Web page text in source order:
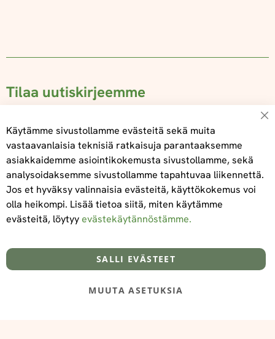
Tilaa uutiskirjeemme
Tilaa
Tietoa meistä
@‌2025 FooDeliDoo
Toimitus- ja maksuehdot
Käytämme sivustollamme evästeitä sekä muita
vastaavanlaisia teknisiä ratkaisuja parantaaksemme
asiakkaidemme asiointikokemusta sivustollamme, sekä
analysoidaksemme sivustollamme tapahtuvaa liikennettä.
Jos et hyväksy valinnaisia evästeitä, käyttökokemus voi
olla heikompi. Lisää tietoa siitä, miten käytämme
evästeitä, löytyyevästekäytännöstämme.
SALLI EVÄSTEET
MUUTA ASETUKSIA